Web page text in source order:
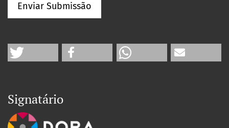
Enviar Submissão
Signatário